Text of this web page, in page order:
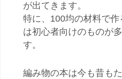
が出てきます。
特に、100均の材料で
は初心者向けのものが
す。
編み物の本は今も昔も